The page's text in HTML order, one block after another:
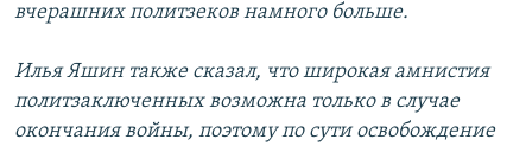
вчерашних политзеков намного больше.
Илья Яшин также сказал, что широкая амнистия
политзаключенных возможна только в случае
окончания войны, поэтому по сути освобождение